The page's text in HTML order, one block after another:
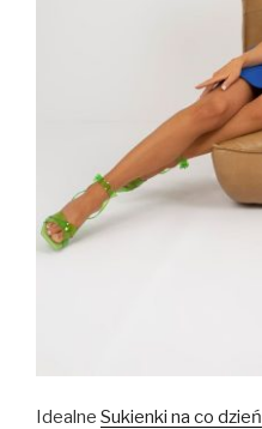
Idealne Sukienki na co dzień